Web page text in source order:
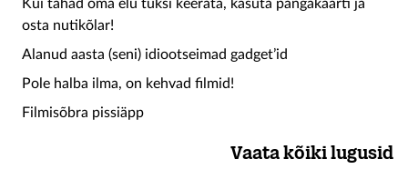
Kui tahad oma elu tuksi keerata, kasuta pangakaarti ja
osta nutikõlar!
Alanud aasta (seni) idiootseimad gadget’id
Pole halba ilma, on kehvad filmid!
Filmisõbra pissiäpp
Vaata kõiki lugusid